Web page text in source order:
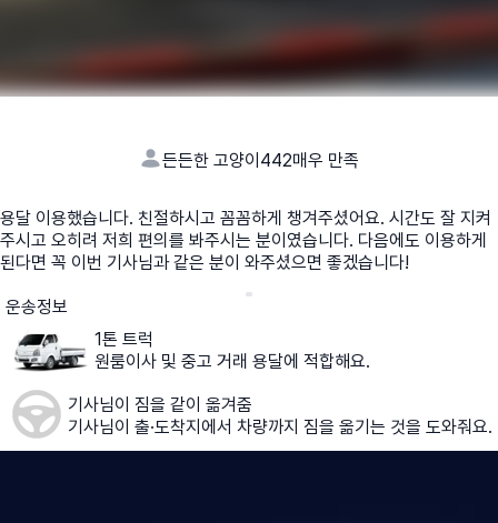
든든한 고양이442매우 만족
용달 이용했습니다. 친절하시고 꼼꼼하게 챙겨주셨어요. 시간도 잘 지켜
주시고 오히려 저희 편의를 봐주시는 분이였습니다. 다음에도 이용하게
된다면 꼭 이번 기사님과 같은 분이 와주셨으면 좋겠습니다!
운송정보
1톤 트럭
원룸이사 및 중고 거래 용달에 적합해요.
기사님이 짐을 같이 옮겨줌
기사님이 출·도착지에서 차량까지 짐을 옮기는 것을 도와줘요.